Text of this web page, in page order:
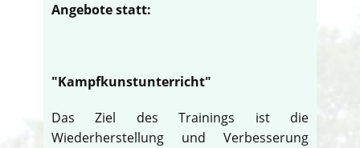
Angebote statt:
"Kampfkunstunterricht"
Das Ziel des Trainings ist die
Wiederherstellung und Verbesserung